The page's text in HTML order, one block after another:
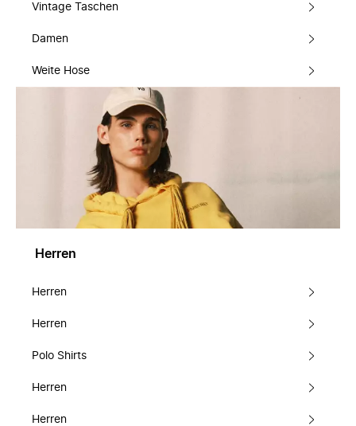
Vintage Taschen
Damen
Weite Hose
Herren
Herren
Herren
Polo Shirts
Herren
Herren